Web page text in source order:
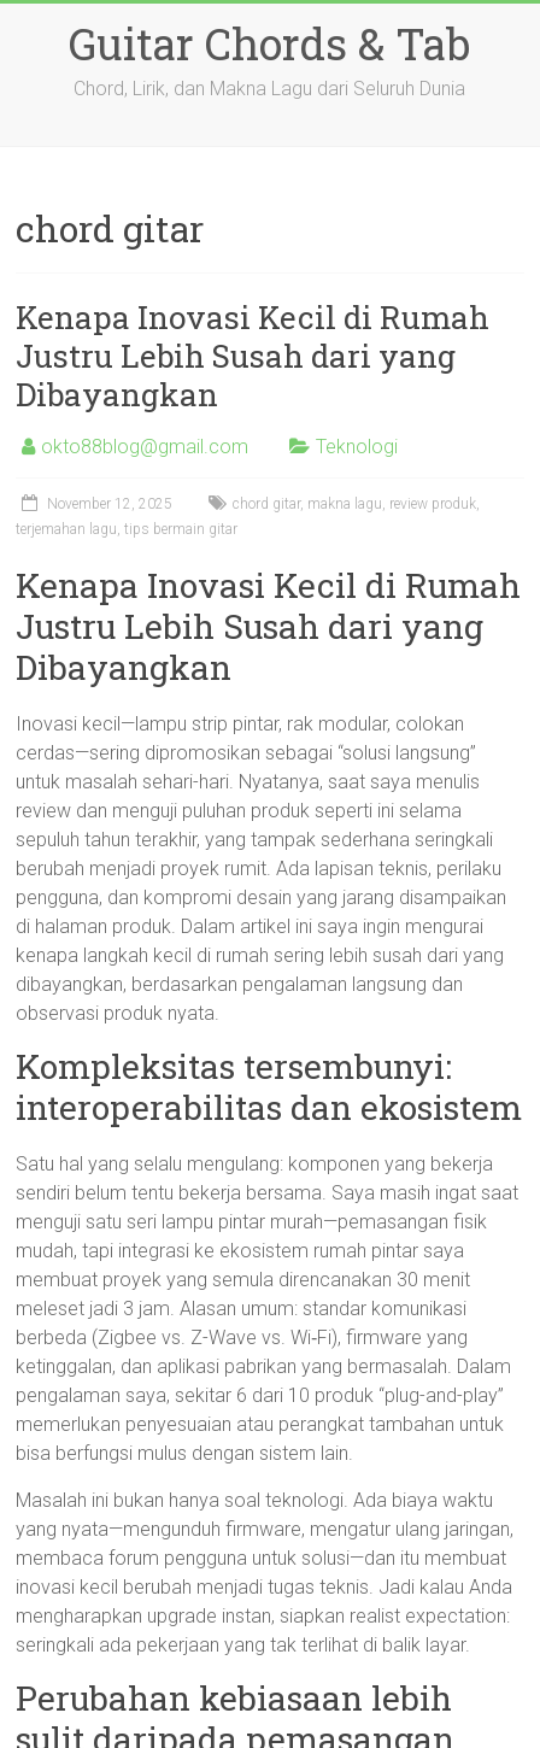
Guitar Chords & Tab
Chord, Lirik, dan Makna Lagu dari Seluruh Dunia
chord gitar
Kenapa Inovasi Kecil di Rumah
Justru Lebih Susah dari yang
Dibayangkan
okto88blog@gmail.com Teknologi
November 12, 2025 chord gitar, makna lagu, review produk,
terjemahan lagu,tips bermain gitar
Kenapa Inovasi Kecil di Rumah
Justru Lebih Susah dari yang
Dibayangkan
Inovasi kecil—lampu strip pintar, rak modular, colokan
cerdas—sering dipromosikan sebagai “solusi langsung”
untuk masalah sehari-hari. Nyatanya, saat saya menulis
review dan menguji puluhan produk seperti ini selama
sepuluh tahun terakhir, yang tampak sederhana seringkali
berubah menjadi proyek rumit. Ada lapisan teknis, perilaku
pengguna, dan kompromi desain yang jarang disampaikan
di halaman produk. Dalam artikel ini saya ingin mengurai
kenapa langkah kecil di rumah sering lebih susah dari yang
dibayangkan, berdasarkan pengalaman langsung dan
observasi produk nyata.
Kompleksitas tersembunyi:
interoperabilitas dan ekosistem
Satu hal yang selalu mengulang: komponen yang bekerja
sendiri belum tentu bekerja bersama. Saya masih ingat saat
menguji satu seri lampu pintar murah—pemasangan fisik
mudah, tapi integrasi ke ekosistem rumah pintar saya
membuat proyek yang semula direncanakan 30 menit
meleset jadi 3 jam. Alasan umum: standar komunikasi
berbeda (Zigbee vs. Z-Wave vs. Wi‑Fi), firmware yang
ketinggalan, dan aplikasi pabrikan yang bermasalah. Dalam
pengalaman saya, sekitar 6 dari 10 produk “plug-and-play”
memerlukan penyesuaian atau perangkat tambahan untuk
bisa berfungsi mulus dengan sistem lain.
Masalah ini bukan hanya soal teknologi. Ada biaya waktu
yang nyata—mengunduh firmware, mengatur ulang jaringan,
membaca forum pengguna untuk solusi—dan itu membuat
inovasi kecil berubah menjadi tugas teknis. Jadi kalau Anda
mengharapkan upgrade instan, siapkan realist expectation:
seringkali ada pekerjaan yang tak terlihat di balik layar.
Perubahan kebiasaan lebih
sulit daripada pemasangan